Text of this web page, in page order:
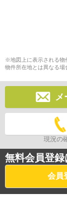
※地図上に表示される物
物件所在地とは異なる場
メ
現況の
無料会員登録
会員